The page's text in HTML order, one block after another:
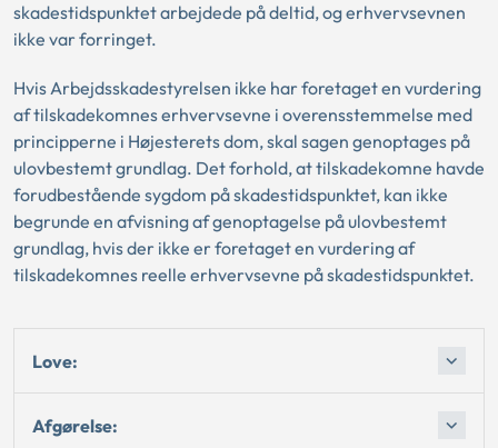
skadestidspunktet arbejdede på deltid, og erhvervsevnen
ikke var forringet.
Hvis Arbejdsskadestyrelsen ikke har foretaget en vurdering
af tilskadekomnes erhvervsevne i overensstemmelse med
principperne i Højesterets dom, skal sagen genoptages på
ulovbestemt grundlag. Det forhold, at tilskadekomne havde
forudbestående sygdom på skadestidspunktet, kan ikke
begrunde en afvisning af genoptagelse på ulovbestemt
grundlag, hvis der ikke er foretaget en vurdering af
tilskadekomnes reelle erhvervsevne på skadestidspunktet.
Love:
Afgørelse: